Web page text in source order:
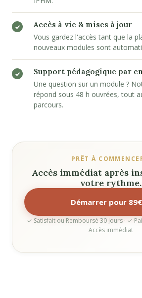
Accès à vie & mises à jour
Vous gardez l'accès tant que la
nouveaux modules sont
Support pédagogique par
Une question sur un module ?
répond sous 48 h ouvrées, tout
parcours.
PRÊT À
Accès immédiat après
votre rythme.
Démarrer pour
✓ Satisfait ou Remboursé 30 jours · ✓
Accès immédiat